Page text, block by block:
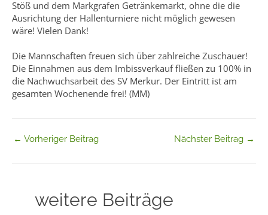
Stöß und dem Markgrafen Getränkemarkt, ohne die die
Ausrichtung der Hallenturniere nicht möglich gewesen
wäre! Vielen Dank!
Die Mannschaften freuen sich über zahlreiche Zuschauer!
Die Einnahmen aus dem Imbissverkauf fließen zu 100% in
die Nachwuchsarbeit des SV Merkur. Der Eintritt ist am
gesamten Wochenende frei! (MM)
← Vorheriger Beitrag Nächster Beitrag →
weitere Beiträge